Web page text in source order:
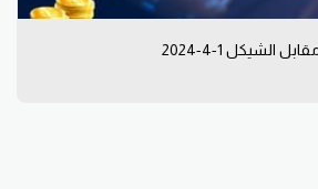
الشيكل 1-4-2024